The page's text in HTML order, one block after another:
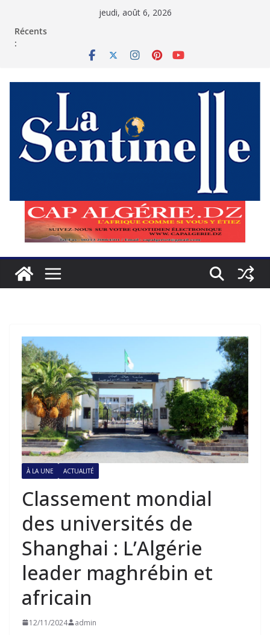
jeudi, août 6, 2026
Récents
:
À LA UNE ACTUALITÉ
Classement mondial
des universités de
Shanghai : L’Algérie
leader maghrébin et
africain
12/11/2024 admin